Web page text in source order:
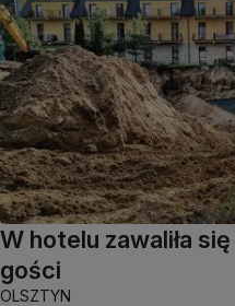
W hotelu zawaliła
gości
OLSZTYN